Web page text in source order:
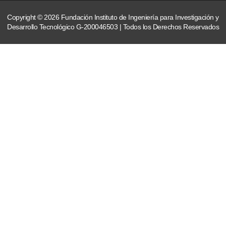
Copyright © 2026 Fundación Instituto de Ingeniería para Investigación y
Desarrollo Tecnológico G-200046503 | Todos los Derechos Reservados